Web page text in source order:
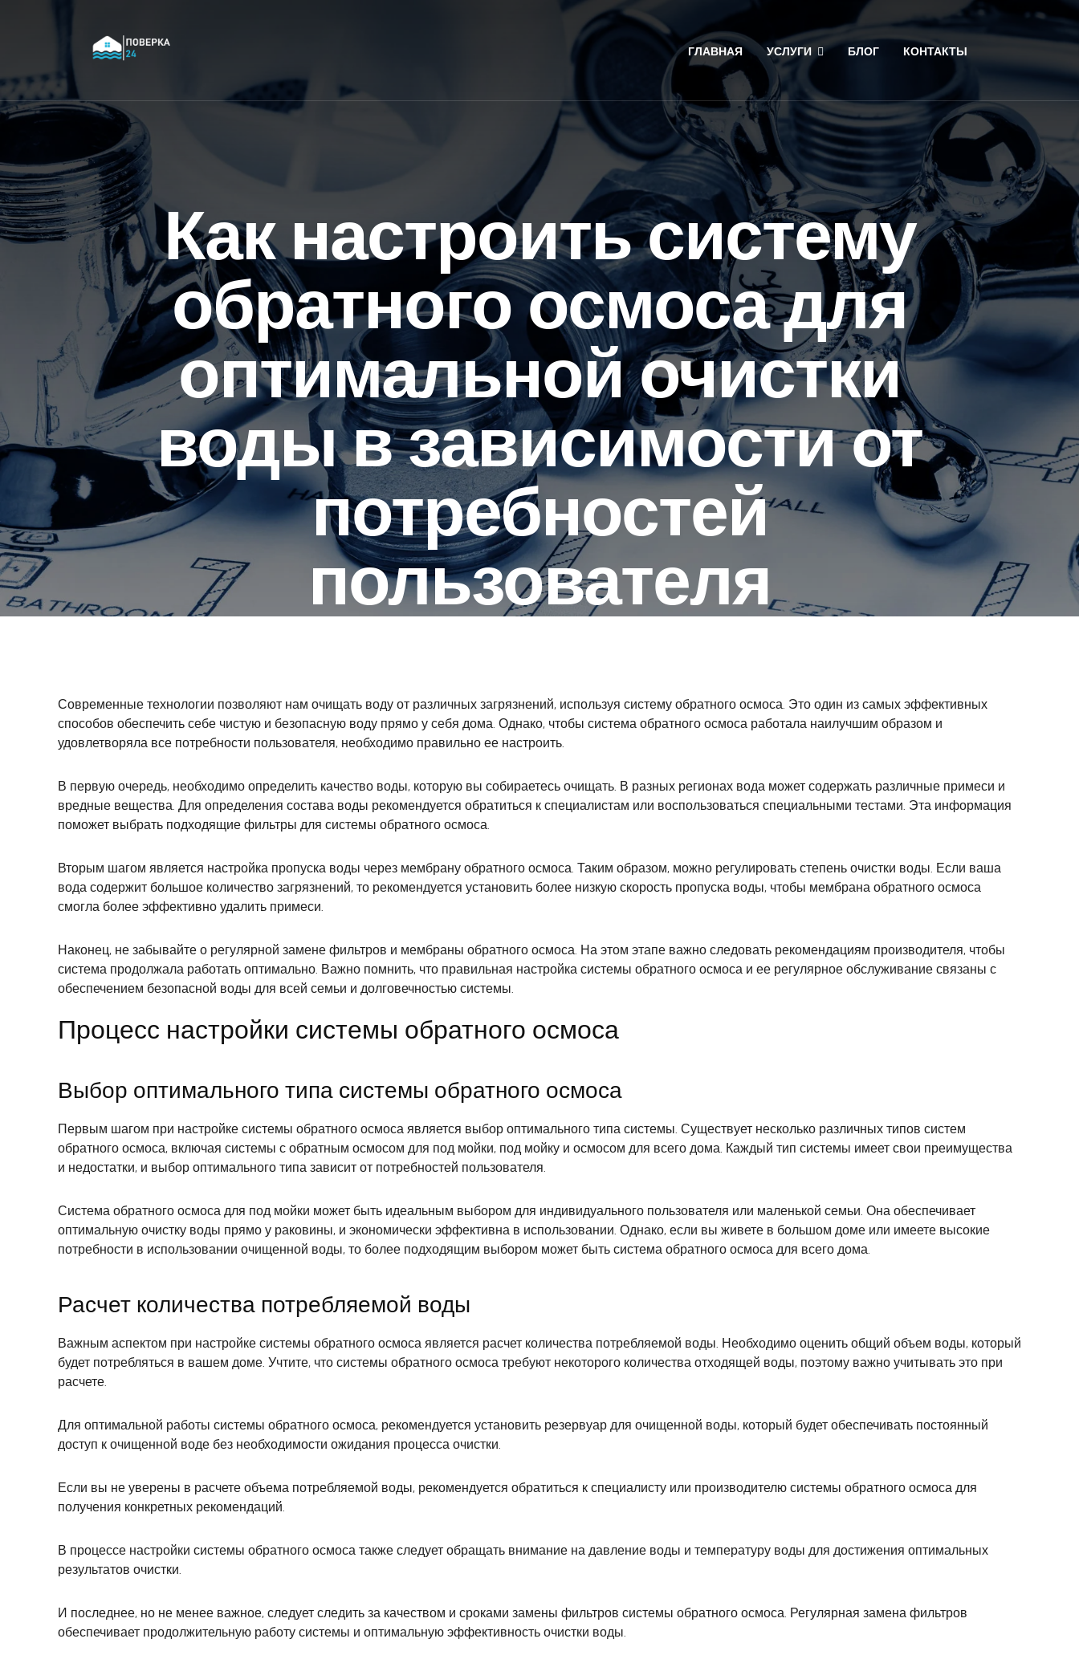
ГЛАВНАЯ УСЛУГИ БЛОГ КОНТАКТЫ
Как настроить систему
обратного осмоса для
оптимальной очистки
воды в зависимости от
потребностей
пользователя
Современные технологии позволяют нам очищать воду от различных загрязнений, используя систему обратного осмоса. Это один из самых эффективных
способов обеспечить себе чистую и безопасную воду прямо у себя дома. Однако, чтобы система обратного осмоса работала наилучшим образом и
удовлетворяла все потребности пользователя, необходимо правильно ее настроить.
В первую очередь, необходимо определить качество воды, которую вы собираетесь очищать. В разных регионах вода может содержать различные примеси и
вредные вещества. Для определения состава воды рекомендуется обратиться к специалистам или воспользоваться специальными тестами. Эта информация
поможет выбрать подходящие фильтры для системы обратного осмоса.
Вторым шагом является настройка пропуска воды через мембрану обратного осмоса. Таким образом, можно регулировать степень очистки воды. Если ваша
вода содержит большое количество загрязнений, то рекомендуется установить более низкую скорость пропуска воды, чтобы мембрана обратного осмоса
смогла более эффективно удалить примеси.
Наконец, не забывайте о регулярной замене фильтров и мембраны обратного осмоса. На этом этапе важно следовать рекомендациям производителя, чтобы
система продолжала работать оптимально. Важно помнить, что правильная настройка системы обратного осмоса и ее регулярное обслуживание связаны с
обеспечением безопасной воды для всей семьи и долговечностью системы.
Процесс настройки системы обратного осмоса
Выбор оптимального типа системы обратного осмоса
Первым шагом при настройке системы обратного осмоса является выбор оптимального типа системы. Существует несколько различных типов систем
обратного осмоса, включая системы с обратным осмосом для под мойки, под мойку и осмосом для всего дома. Каждый тип системы имеет свои преимущества
и недостатки, и выбор оптимального типа зависит от потребностей пользователя.
Система обратного осмоса для под мойки может быть идеальным выбором для индивидуального пользователя или маленькой семьи. Она обеспечивает
оптимальную очистку воды прямо у раковины, и экономически эффективна в использовании. Однако, если вы живете в большом доме или имеете высокие
потребности в использовании очищенной воды, то более подходящим выбором может быть система обратного осмоса для всего дома.
Расчет количества потребляемой воды
Важным аспектом при настройке системы обратного осмоса является расчет количества потребляемой воды. Необходимо оценить общий объем воды, который
будет потребляться в вашем доме. Учтите, что системы обратного осмоса требуют некоторого количества отходящей воды, поэтому важно учитывать это при
расчете.
Для оптимальной работы системы обратного осмоса, рекомендуется установить резервуар для очищенной воды, который будет обеспечивать постоянный
доступ к очищенной воде без необходимости ожидания процесса очистки.
Если вы не уверены в расчете объема потребляемой воды, рекомендуется обратиться к специалисту или производителю системы обратного осмоса для
получения конкретных рекомендаций.
В процессе настройки системы обратного осмоса также следует обращать внимание на давление воды и температуру воды для достижения оптимальных
результатов очистки.
И последнее, но не менее важное, следует следить за качеством и сроками замены фильтров системы обратного осмоса. Регулярная замена фильтров
обеспечивает продолжительную работу системы и оптимальную эффективность очистки воды.